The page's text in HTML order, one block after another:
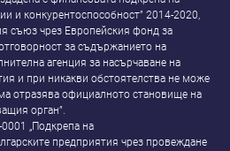
и конкурентоспособност” 2014-2020,
съюз чрез Европейския фонд за
за съдържанието на
агенция за насърчаване на
и при никакви обстоятелства не може
отразява официалното становище на
орган”.
„Подкрепа на
предприятия чрез провеждане